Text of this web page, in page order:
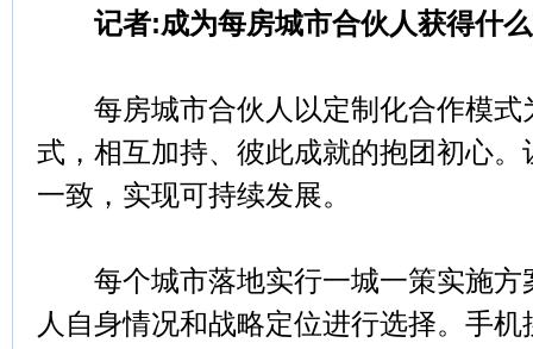
记者:成为每房城市合伙人获得什么
每房城市合伙人以定制化合作模式
式，相互加持、彼此成就的抱团初心
一致，实现可持续发展。
每个城市落地实行一城一策实施方
人自身情况和战略定位进行选择。手